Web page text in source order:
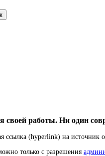
своей работы. Ни один
ссылка (hyperlink) на источник
только с разрешения